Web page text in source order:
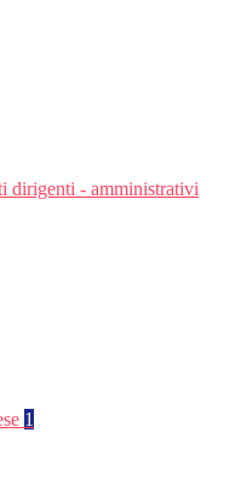
dirigenti - amministrativi
1